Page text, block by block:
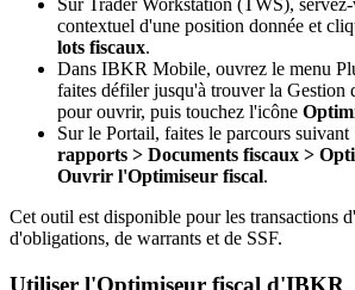
Sur Trader Workstation (TWS),
contextuel d'une position donnée et
lots fiscaux.
Dans IBKR Mobile, ouvrez le menu
faites défiler jusqu'à trouver la Gestion
pour ouvrir, puis touchez l'icône
Sur le Portail, faites le parcours suivant
rapports > Documents fiscaux >
Ouvrir l'Optimiseur fiscal.
Cet outil est disponible pour les transactions
d'obligations, de warrants et de SSF.
Utiliser l'Optimiseur fiscal d'IBKR